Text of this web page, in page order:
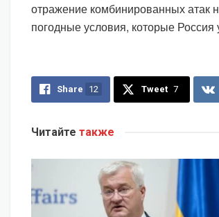
отражение комбинированных атак
погодные условия, которые
Share 12 Tweet 7
Читайте также